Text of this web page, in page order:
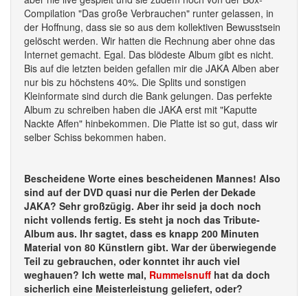
Compilation "Das große Verbrauchen" runter gelassen, in
der Hoffnung, dass sie so aus dem kollektiven Bewusstsein
gelöscht werden. Wir hatten die Rechnung aber ohne das
Internet gemacht. Egal. Das blödeste Album gibt es nicht.
Bis auf die letzten beiden gefallen mir die JAKA Alben aber
nur bis zu höchstens 40%. Die Splits und sonstigen
Kleinformate sind durch die Bank gelungen. Das perfekte
Album zu schreiben haben die JAKA erst mit "Kaputte
Nackte Affen" hinbekommen. Die Platte ist so gut, dass wir
selber Schiss bekommen haben.
Bescheidene Worte eines bescheidenen Mannes! Also
sind auf der DVD quasi nur die Perlen der Dekade
JAKA? Sehr großzügig. Aber ihr seid ja doch noch
nicht vollends fertig. Es steht ja noch das Tribute-
Album aus. Ihr sagtet, dass es knapp 200 Minuten
Material von 80 Künstlern gibt. War der überwiegende
Teil zu gebrauchen, oder konntet ihr auch viel
weghauen? Ich wette mal, Rummelsnuff hat da doch
sicherlich eine Meisterleistung geliefert, oder?